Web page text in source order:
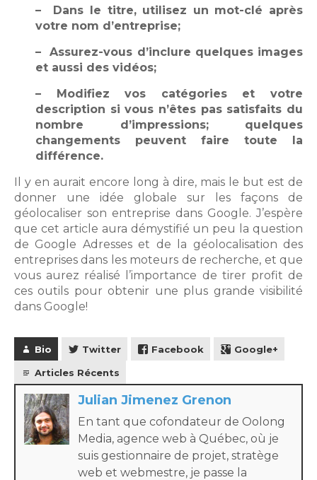
– Dans le titre, utilisez un mot-clé après
votre nom d’entreprise;
– Assurez-vous d’inclure quelques images
et aussi des vidéos;
– Modifiez vos catégories et votre
description si vous n’êtes pas satisfaits du
nombre d’impressions; quelques
changements peuvent faire toute la
différence.
Il y en aurait encore long à dire, mais le but est de
donner une idée globale sur les façons de
géolocaliser son entreprise dans Google. J’espère
que cet article aura démystifié un peu la question
de Google Adresses et de la géolocalisation des
entreprises dans les moteurs de recherche, et que
vous aurez réalisé l’importance de tirer profit de
ces outils pour obtenir une plus grande visibilité
dans Google!
Bio Twitter Facebook Google+
Articles Récents
Julian Jimenez Grenon
En tant que cofondateur de Oolong
Media, agence web à Québec, où je
suis gestionnaire de projet, stratège
web et webmestre, je passe la